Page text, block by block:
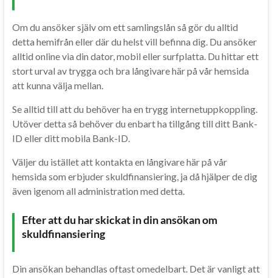
Om du ansöker själv om ett samlingslån så gör du alltid
detta hemifrån eller där du helst vill befinna dig. Du ansöker
alltid online via din dator, mobil eller surfplatta. Du hittar ett
stort urval av trygga och bra långivare här på vår hemsida
att kunna välja mellan.
Se alltid till att du behöver ha en trygg internetuppkoppling.
Utöver detta så behöver du enbart ha tillgång till ditt Bank-
ID eller ditt mobila Bank-ID.
Väljer du istället att kontakta en långivare här på vår
hemsida som erbjuder skuldfinansiering, ja då hjälper de dig
även igenom all administration med detta.
Efter att du har skickat in din ansökan om
skuldfinansiering
Din ansökan behandlas oftast omedelbart. Det är vanligt att